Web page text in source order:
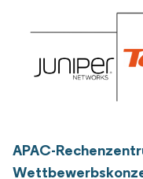
APAC-